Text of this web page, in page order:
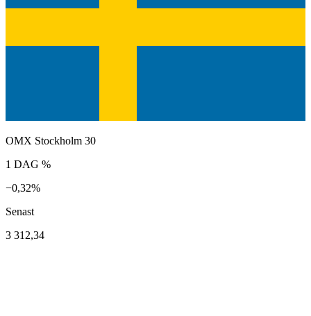
OMX Stockholm 30
1 DAG %
−0,32%
Senast
3 312,34